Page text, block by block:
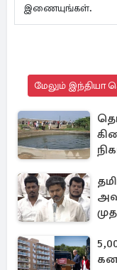
இணையுங்கள்.
மேலும் இந்தியா